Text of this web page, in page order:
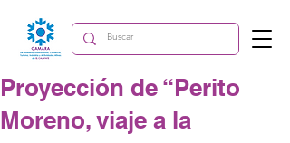
Proyección de “Perito
Moreno, viaje a la